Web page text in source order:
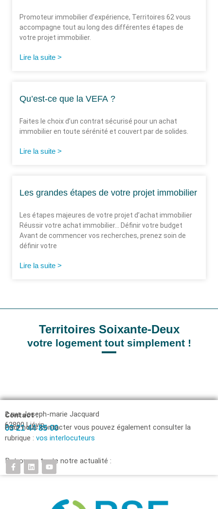
Promoteur immobilier d’expérience, Territoires 62 vous
accompagne tout au long des différentes étapes de
votre projet immobilier.
Lire la suite >
Qu’est-ce que la VEFA ?
Faites le choix d’un contrat sécurisé pour un achat
immobilier en toute sérénité et couvert par de solides.
Lire la suite >
Les grandes étapes de votre projet immobilier
Les étapes majeures de votre projet d’achat immobilier​
Réussir votre achat immobilier… Définir votre budget
Avant de commencer vos recherches, prenez soin de
définir votre
Lire la suite >
Territoires Soixante-Deux
votre logement tout simplement !
Contact :
2 rue Joseph-marie Jacquard
62800 Liévin
03 21 44 85 00
Pour nous contacter vous pouvez également consulter la
rubrique : vos interlocuteurs
Retrouvez toute notre actualité :